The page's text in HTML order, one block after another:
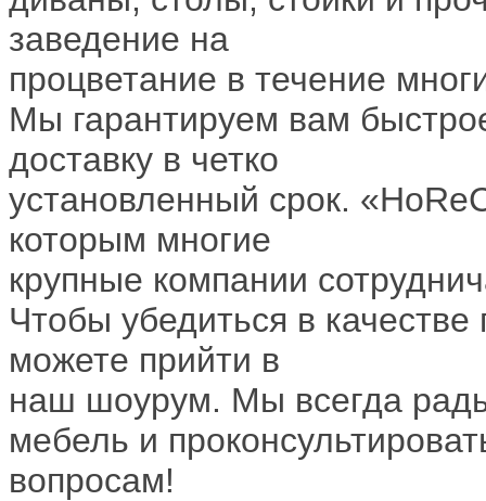
заведение на
процветание в течение
Мы гарантируем вам
доставку в четко
установленный срок.
которым многие
крупные компании
Чтобы убедиться в
можете прийти в
наш шоурум. Мы всегда
мебель и
вопросам!